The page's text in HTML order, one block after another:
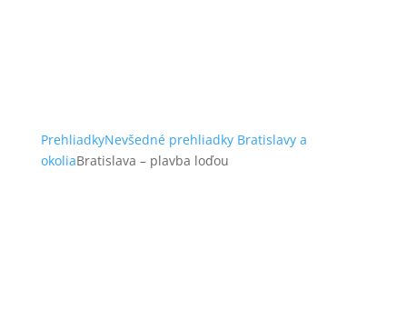
PrehliadkyNevšedné prehliadky Bratislavy a
okoliaBratislava – plavba loďou